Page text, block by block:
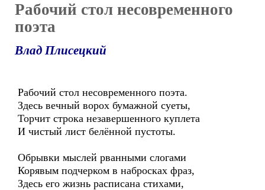
Рабочий стол несовременного
поэта
Влад Плисецкий
Рабочий стол несовременного поэта.
Здесь вечный ворох бумажной суеты,
Торчит строка незавершенного куплета
И чистый лист белённой пустоты.
Обрывки мыслей рванными слогами
Корявым подчерком в набросках фраз,
Здесь его жизнь расписана стихами,